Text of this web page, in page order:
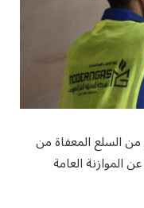
من السلع المعفاة من
العامة